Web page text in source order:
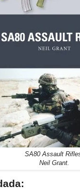
SA80 Assault
Neil Grant.